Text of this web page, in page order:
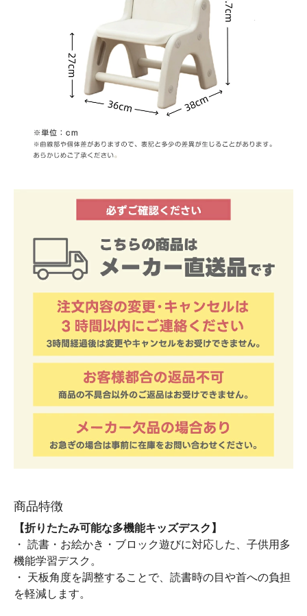
商品特徴
【折りたたみ可能な多機能キッズデスク】
・ 読書・お絵かき・ブロック遊びに対応した、子供用多
機能学習デスク。
・ 天板角度を調整することで、読書時の目や首への負担
を軽減します。